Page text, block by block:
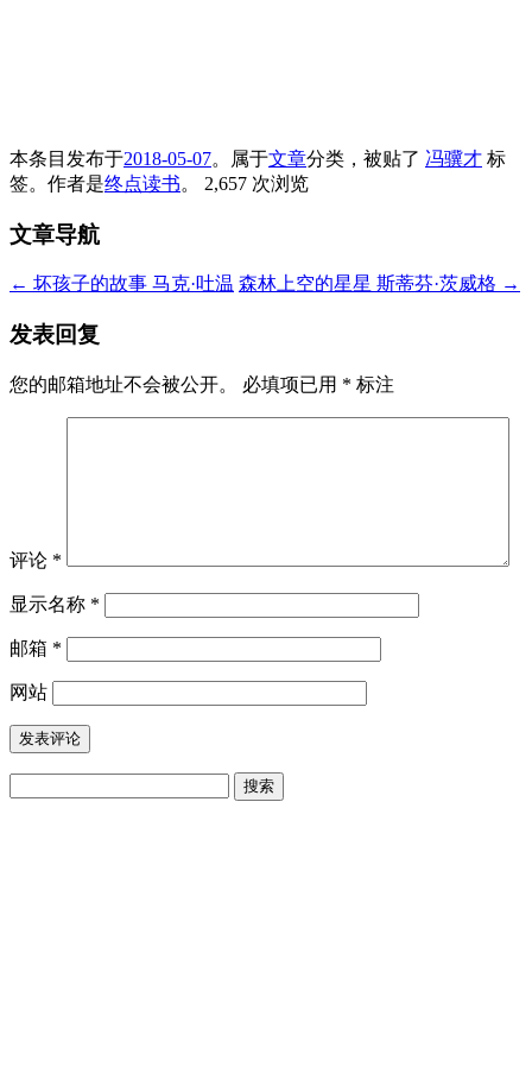
本条目发布于2018-05-07。属于文章分类，被贴了 冯骥才 标
签。 作者是终点读书。 2,657 次浏览
文章导航
← 坏孩子的故事 马克·吐温 森林上空的星星 斯蒂芬·茨威格 →
发表回复
您的邮箱地址不会被公开。 必填项已用 * 标注
评论 *
显示名称 *
邮箱 *
网站